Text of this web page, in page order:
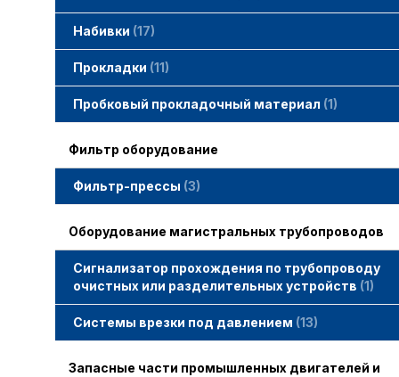
Набивки 17
Прокладки 11
Пробковый прокладочный материал 1
Фильтр оборудование
Фильтр-прессы 3
Оборудование магистральных трубопроводов
Сигнализатор прохождения по трубопроводу
очистных или разделительных устройств 1
Системы врезки под давлением 13
Запасные части промышленных двигателей и